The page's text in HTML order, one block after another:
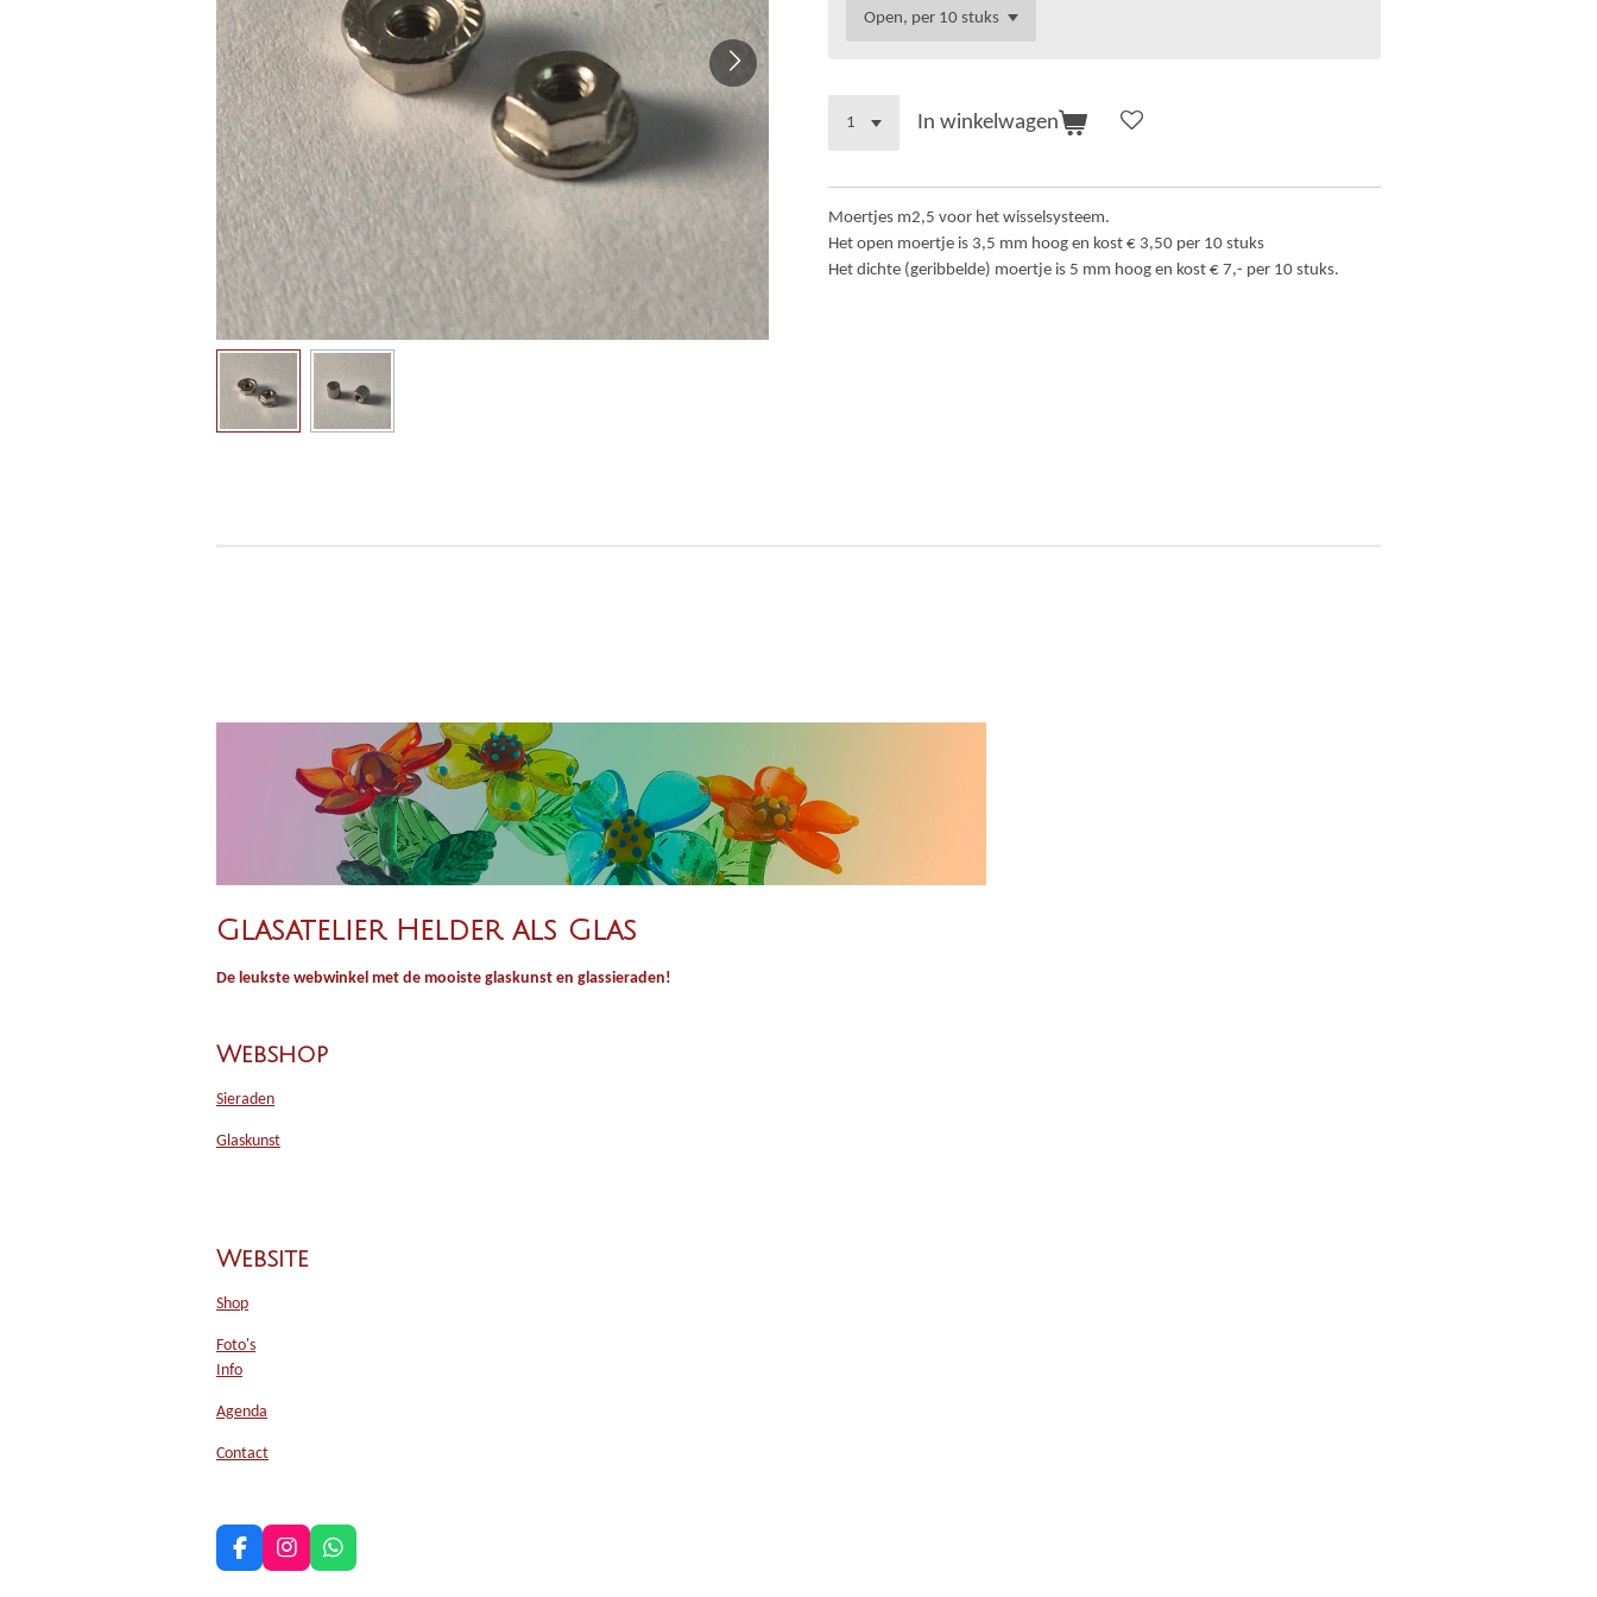
In winkelwagen
Moertjes m2,5 voor het wisselsysteem.
Het open moertje is 3,5 mm hoog en kost € 3,50 per 10 stuks
Het dichte (geribbelde) moertje is 5 mm hoog en kost € 7,- per 10 stuks.
Glasatelier Helder als Glas
De leukste webwinkel met de mooiste glaskunst en glassieraden!
Webshop
Sieraden
Glaskunst
Website
Shop
Foto's
Info
Agenda
Contact
F
I
W